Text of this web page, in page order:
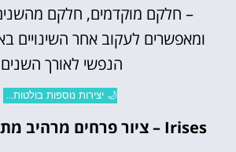
– חלקם מוקדמים, חלקם
ומאפשרים לעקוב אחר השינויים
הנפשי לאורך
🌙 יצירות נוספות בולטות…
Irises – ציור פרחים מרהיב מתקופת סן רמי.